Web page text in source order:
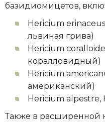
базидиомицетов,
Hericium
львиная грива)
Hericium
коралловидный)
Hericium
американский)
Hericium alpestre,
Также в расширенной